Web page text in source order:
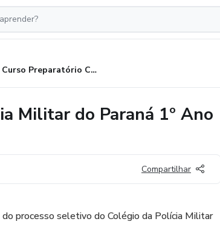
Curso Preparatório Colégio da Polícia Militar do Paraná 1º Ano Ensino Médio
Militar do Paraná 1º Ano
Compartilhar
processo seletivo do Colégio da Polícia Militar